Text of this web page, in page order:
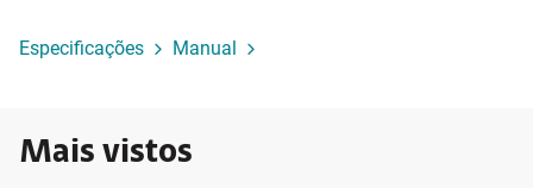
Especificações Manual
Mais vistos